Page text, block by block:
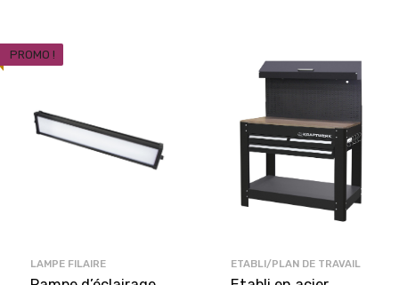
PROMO !
LAMPE FILAIRE ETABLI/PLAN DE TRAVAIL